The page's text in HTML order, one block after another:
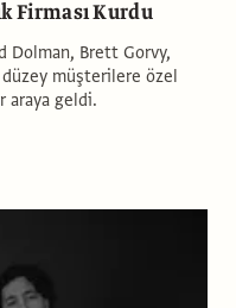
Firması Kurdu
Dolman, Brett Gorvy,
müşterilere özel
araya geldi.